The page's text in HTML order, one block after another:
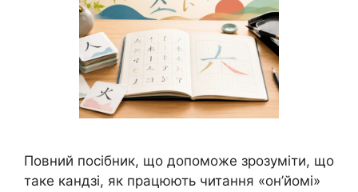
Повний посібник, що допоможе зрозуміти, що
таке кандзі, як працюють читання «он’йомі»